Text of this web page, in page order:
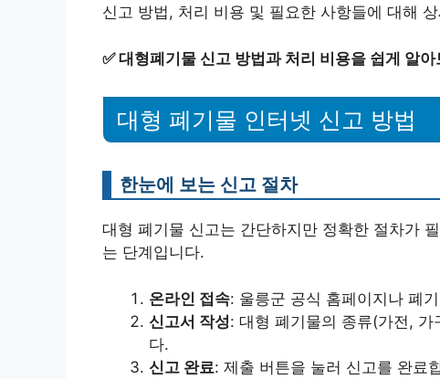
신고 방법, 처리 비용 및 필요한 사항들에 대해
✅대형폐기물 신고 방법과 처리 비용을 쉽게 알아
대형 폐기물 인터넷 신고 방법
한눈에 보는 신고 절차
대형 폐기물 신고는 간단하지만 정확한 절차가
는 단계입니다.
온라인 접속: 울릉군 공식 홈페이지나 폐
신고서 작성: 대형 폐기물의 종류(가전,
다.
신고 완료: 제출 버튼을 눌러 신고를 완료